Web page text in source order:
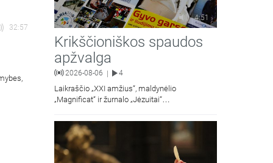
32:57
4:51
Krikščioniškos spaudos
apžvalga
2026-08-06 | 4
Laikraščio „XXI amžius“, maldynėlio
„Magnificat“ ir žurnalo „Jėzuitai“